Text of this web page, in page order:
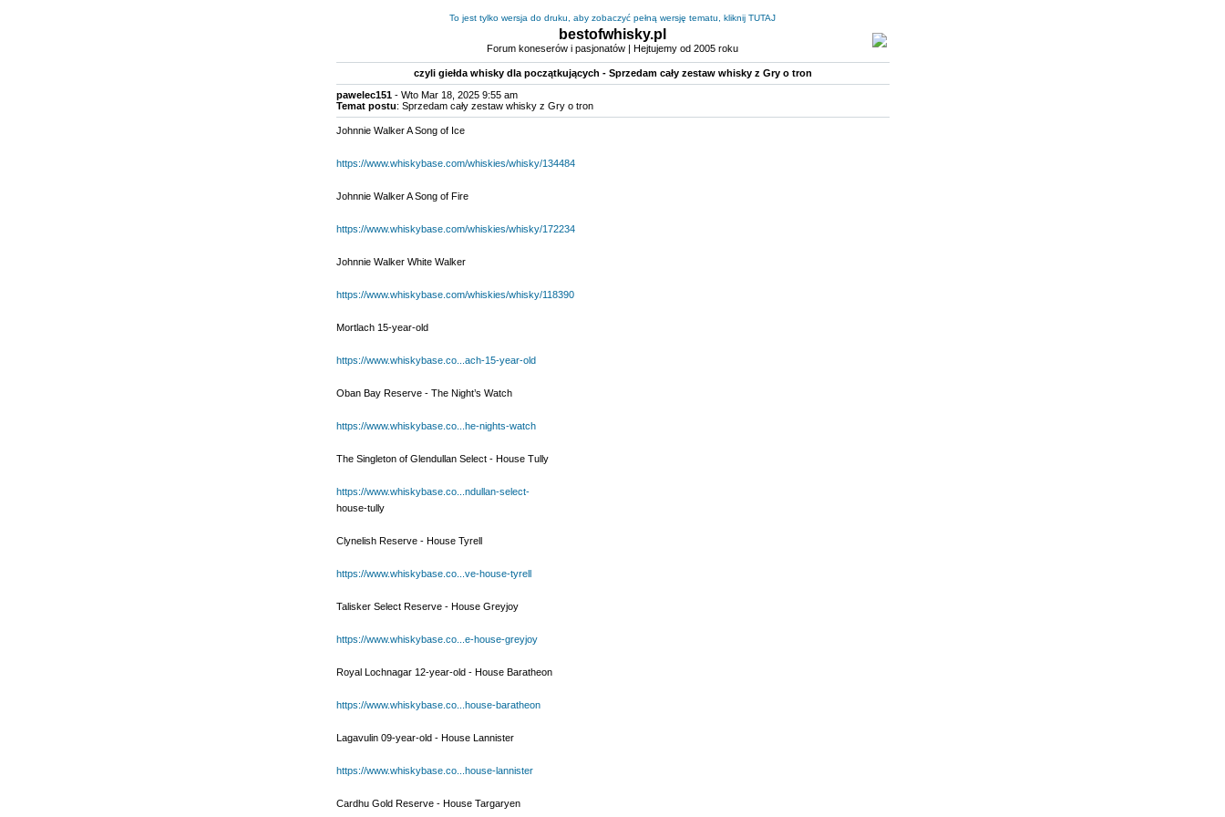
To jest tylko wersja do druku, aby zobaczyć pełną wersję tematu, kliknij TUTAJ
bestofwhisky.pl
Forum koneserów i pasjonatów | Hejtujemy od 2005 roku
czyli giełda whisky dla początkujących - Sprzedam cały zestaw whisky z Gry o tron
pawelec151- Wto Mar 18, 2025 9:55 am
Temat postu: Sprzedam cały zestaw whisky z Gry o tron
Johnnie Walker A Song of Ice
https://www.whiskybase.com/whiskies/whisky/134484
Johnnie Walker A Song of Fire
https://www.whiskybase.com/whiskies/whisky/172234
Johnnie Walker White Walker
https://www.whiskybase.com/whiskies/whisky/118390
Mortlach 15-year-old
https://www.whiskybase.co...ach-15-year-old
Oban Bay Reserve - The Night’s Watch
https://www.whiskybase.co...he-nights-watch
The Singleton of Glendullan Select - House Tully
https://www.whiskybase.co...ndullan-select-
house-tully
Clynelish Reserve - House Tyrell
https://www.whiskybase.co...ve-house-tyrell
Talisker Select Reserve - House Greyjoy
https://www.whiskybase.co...e-house-greyjoy
Royal Lochnagar 12-year-old - House Baratheon
https://www.whiskybase.co...house-baratheon
Lagavulin 09-year-old - House Lannister
https://www.whiskybase.co...house-lannister
Cardhu Gold Reserve - House Targaryen